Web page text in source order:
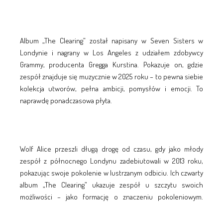
Album „The Clearing” został napisany w Seven Sisters w
Londynie i nagrany w Los Angeles z udziałem zdobywcy
Grammy, producenta Gregga Kurstina. Pokazuje on, gdzie
zespół znajduje się muzycznie w 2025 roku – to pewna siebie
kolekcja utworów, pełna ambicji, pomysłów i emocji. To
naprawdę ponadczasowa płyta.
Wolf Alice przeszli długą drogę od czasu, gdy jako młody
zespół z północnego Londynu zadebiutowali w 2013 roku,
pokazując swoje pokolenie w lustrzanym odbiciu. Ich czwarty
album „The Clearing” ukazuje zespół u szczytu swoich
możliwości – jako formację o znaczeniu pokoleniowym.